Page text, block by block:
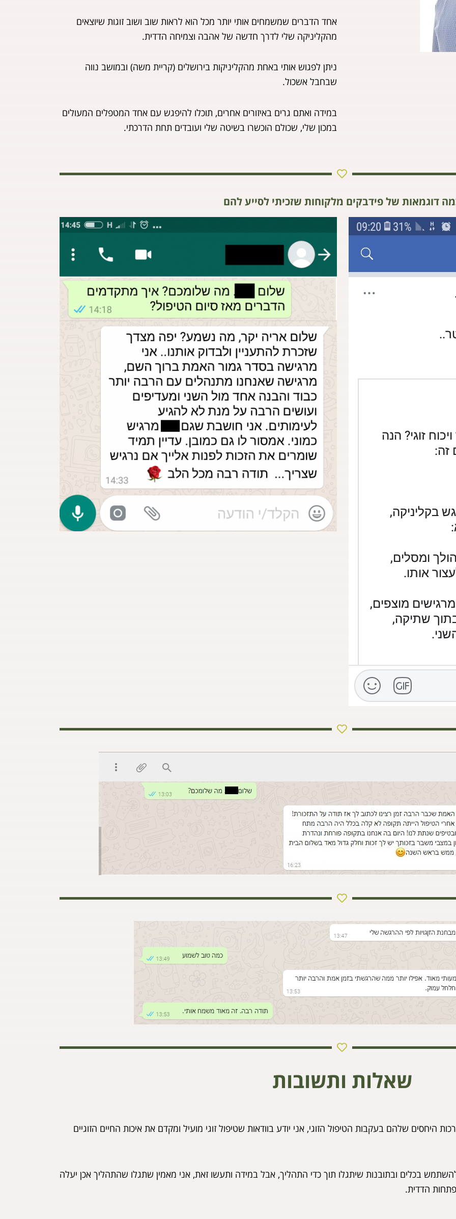
אחד הדברים שמשמחים אותי יותר מכל הוא לראות שוב ושוב זוגות שיוצאים
מהקליניקה שלי לדרך חדשה של אהבה וצמיחה הדדית.
ניתן לפגוש אותי באחת מהקליניקות בירושלים (קריית משה) ובמושב נווה
שבחבל אשכול.
במידה ואתם גרים באיזורים אחרים, תוכלו להיפגש עם אחד המטפלים המעולים
במכון שלי, שכולם הוכשרו בשיטה שלי ועובדים תחת הדרכתי.
דוגמאות של פידבקים מלקוחות שזכיתי לסייע להם
שאלות ותשובות
היחסים שלהם בעקבות הטיפול הזוגי, אני יודע בוודאות שטיפול זוגי מועיל ומקדם את איכות החיים הזוגיים
בכלים ובתובנות שיתגלו תוך כדי התהליך, אבל במידה ותעשו זאת, אני מאמין שתגלו שהתהליך אכן יעלה
הדדית.